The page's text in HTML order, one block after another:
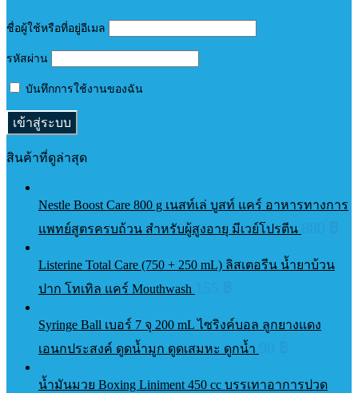
ชื่อผู้ใช้หรือที่อยู่อีเมล
รหัสผ่าน
บันทึกการใช้งานของฉัน
สินค้าที่ดูล่าสุด
Nestle Boost Care 800 g เนสท์เล่ บูสท์ แคร์ อาหารทางการ
แพทย์สูตรครบถ้วน สำหรับผู้สูงอายุ มีเวย์โปรตีน
Listerine Total Care (750 + 250 mL) ลิสเตอรีน น้ำยาบ้วน
ปาก โทเทิล แคร์ Mouthwash
Syringe Ball เบอร์ 7 จุ 200 mL ไซริงค์บอล ลูกยางแดง
เอนกประสงค์ ดูดน้ำมูก ดูดเสมหะ ดูกน้ำ
น้ำมันมวย Boxing Liniment 450 cc บรรเทาอาการปวด